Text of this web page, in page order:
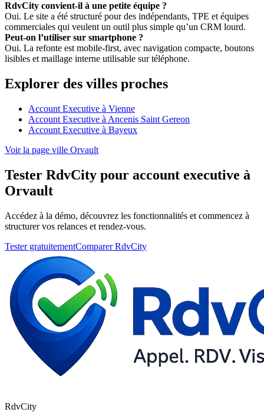
RdvCity convient-il à une petite équipe ?
Oui. Le site a été structuré pour des indépendants, TPE et équipes
commerciales qui veulent un outil plus simple qu’un CRM lourd.
Peut-on l’utiliser sur smartphone ?
Oui. La refonte est mobile-first, avec navigation compacte, boutons
lisibles et maillage interne utilisable sur téléphone.
Explorer des villes proches
Account Executive à Vienne
Account Executive à Ancenis Saint Gereon
Account Executive à Bayeux
Voir la page ville Orvault
Tester RdvCity pour account executive à
Orvault
Accédez à la démo, découvrez les fonctionnalités et commencez à
structurer vos relances et rendez-vous.
Tester gratuitementComparer RdvCity
RdvCity